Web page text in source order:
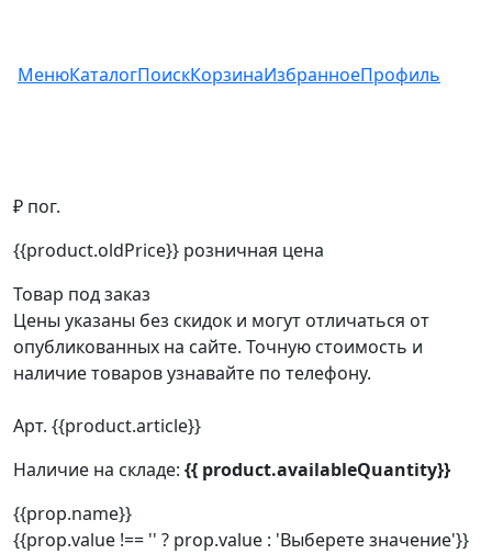
МенюКаталогПоискКорзинаИзбранноеПрофиль
₽ пог.
{{product.oldPrice}} розничная цена
Товар под заказ
Цены указаны без скидок и могут отличаться от
опубликованных на сайте. Точную стоимость и
наличие товаров узнавайте по телефону.
Арт. {{product.article}}
Наличие на складе: {{ product.availableQuantity}}
{{prop.name}}
{{prop.value !== '' ? prop.value : 'Выберете значение'}}